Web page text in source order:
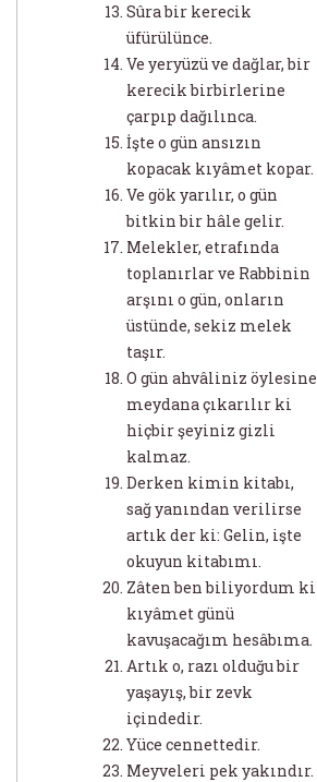
Sûra bir kerecik
üfürülünce.
Ve yeryüzü ve dağlar, bir
kerecik birbirlerine
çarpıp dağılınca.
İşte o gün ansızın
kopacak kıyâmet kopar.
Ve gök yarılır, o gün
bitkin bir hâle gelir.
Melekler, etrafında
toplanırlar ve Rabbinin
arşını o gün, onların
üstünde, sekiz melek
taşır.
O gün ahvâliniz öylesine
meydana çıkarılır ki
hiçbir şeyiniz gizli
kalmaz.
Derken kimin kitabı,
sağ yanından verilirse
artık der ki: Gelin, işte
okuyun kitabımı.
Zâten ben biliyordum ki
kıyâmet günü
kavuşacağım hesâbıma.
Artık o, razı olduğu bir
yaşayış, bir zevk
içindedir.
Yüce cennettedir.
Meyveleri pek yakındır.